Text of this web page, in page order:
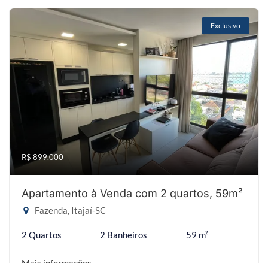
Exclusivo
R$ 899.000
Apartamento à Venda com 2 quartos, 59m²
Fazenda, Itajaí-SC
2 Quartos 2 Banheiros 59 m²